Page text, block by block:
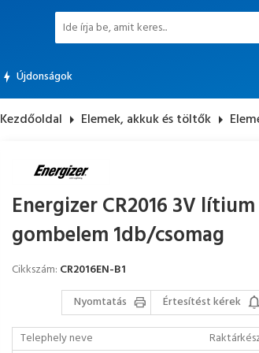
Újdonságok
Kezdőoldal arrow_right Elemek, akkuk és töltők arrow_right
Energizer CR2016 3V lítium
gombelem 1db/csomag
Cikkszám: CR2016EN-B1
Nyomtatás
Értesítést kérek
Telephely neve